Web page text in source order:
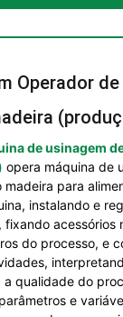
Operador
de usinagem
opera máquina de
madeira para
instalando e
acessórios
do processo, e
a qualidade do
e